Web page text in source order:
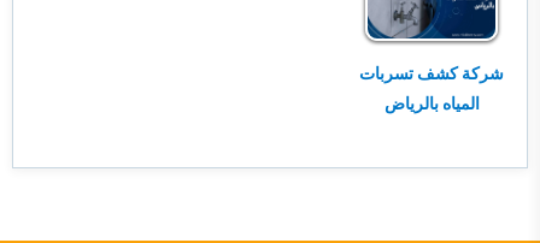
شركة كشف تسربات
المياه بالرياض